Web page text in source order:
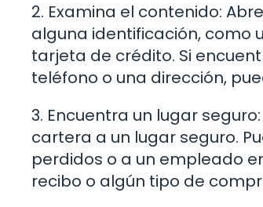
2. Examina el contenido:
alguna identificación, como
tarjeta de crédito. Si
teléfono o una dirección,
3. Encuentra un lugar
cartera a un lugar seguro.
perdidos o a un empleado
recibo o algún tipo de